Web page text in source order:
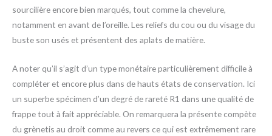
sourcilière encore bien marqués, tout comme la chevelure,
notamment en avant de l’oreille. Les reliefs du cou ou du visage du
buste son usés et présentent des aplats de matière.
A noter qu’il s’agit d’un type monétaire particulièrement difficile à
compléter et encore plus dans de hauts états de conservation. Ici
un superbe spécimen d’un degré de rareté R1 dans une qualité de
frappe tout à fait appréciable. On remarquera la présente compète
du grènetis au droit comme au revers ce qui est extrêmement rare